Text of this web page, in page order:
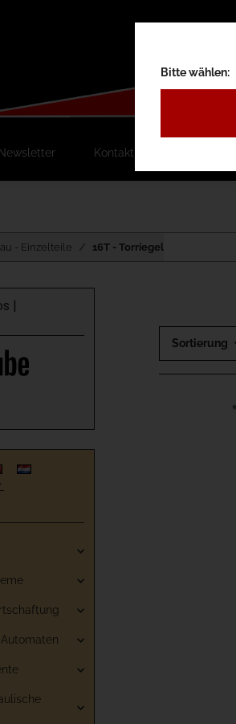
Newsletter Kontakt
- Einzelteile 16T - Torriegel
Sortierung
|
Bitte wählen: